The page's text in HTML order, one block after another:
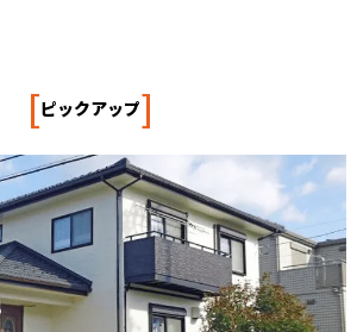
[ピックアップ]